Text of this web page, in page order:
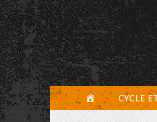
Aller
au
contenu
A
C
CYCLE
Panneau de gestion des cookies